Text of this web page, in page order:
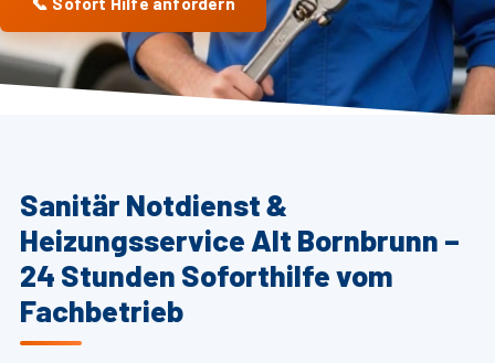
Sanitär Notdienst &
Heizungsservice Alt Bornbrunn –
24 Stunden Soforthilfe vom
Fachbetrieb